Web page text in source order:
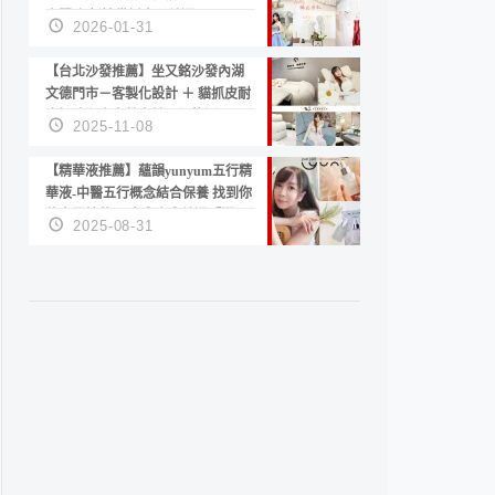
套服務 新娘備婚省心首選！
2026-01-31
【台北沙發推薦】坐又銘沙發內湖
文德門市－客製化設計 ＋ 貓抓皮耐
磨好清潔｜直營直銷、價格透明
高CP值打造夢想居家風格
2025-11-08
【精華液推薦】蘊韻yunyum五行精
華液-中醫五行概念結合保養 找到你
的專屬精華！ 水㊀土㊀就選「潤・
賦精華」維持肌膚剛剛好的平衡
2025-08-31